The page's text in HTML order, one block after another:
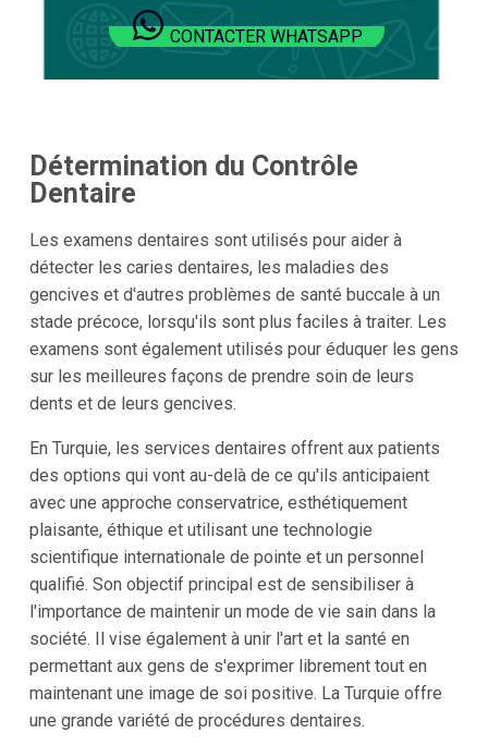
CONTACTER WHATSAPP
Détermination du Contrôle
Dentaire
Les examens dentaires sont utilisés pour aider à
détecter les caries dentaires, les maladies des
gencives et d'autres problèmes de santé buccale à un
stade précoce, lorsqu'ils sont plus faciles à traiter. Les
examens sont également utilisés pour éduquer les gens
sur les meilleures façons de prendre soin de leurs
dents et de leurs gencives.
En Turquie, les services dentaires offrent aux patients
des options qui vont au-delà de ce qu'ils anticipaient
avec une approche conservatrice, esthétiquement
plaisante, éthique et utilisant une technologie
scientifique internationale de pointe et un personnel
qualifié. Son objectif principal est de sensibiliser à
l'importance de maintenir un mode de vie sain dans la
société. Il vise également à unir l'art et la santé en
permettant aux gens de s'exprimer librement tout en
maintenant une image de soi positive. La Turquie offre
une grande variété de procédures dentaires.